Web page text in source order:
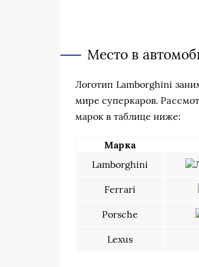
Место в
Логотип Lamborghini
мире суперкаров.
марок в таблице ниже:
Марка
Lamborghini
Ferrari
Porsche
Lexus